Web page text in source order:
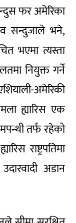
फर अमेरिका
सन्दुजाले भने,
भएमा त्यस्ता
नियुक्त गर्ने
अमेरिकी
ह्यारिस एक
तर्फ रहेको
राष्ट्रपतिमा
अडान